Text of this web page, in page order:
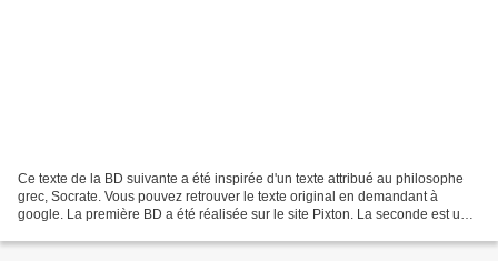
Ce texte de la BD suivante a été inspirée d'un texte attribué au philosophe
grec, Socrate. Vous pouvez retrouver le texte original en demandant à
google. La première BD a été réalisée sur le site Pixton. La seconde est une